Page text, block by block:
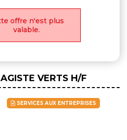
offre n'est plus
valable.
VERTS H/F
SERVICES AUX ENTREPRISES